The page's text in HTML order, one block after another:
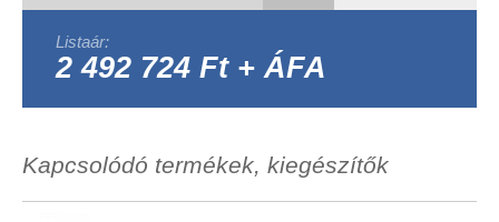
Listaár:
2 492 724 Ft + ÁFA
Kapcsolódó termékek, kiegészítők